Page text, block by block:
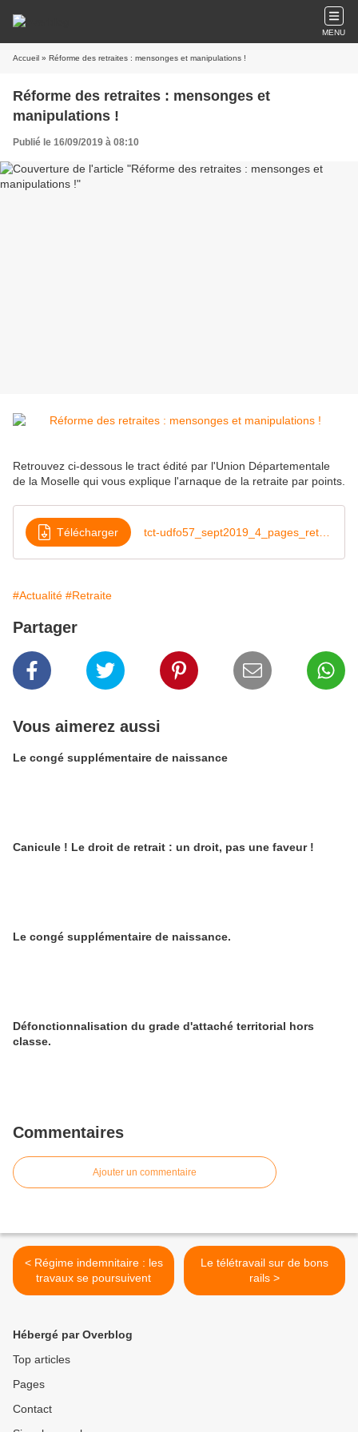
MENU
Accueil » Réforme des retraites : mensonges et manipulations !
Réforme des retraites : mensonges et
manipulations !
Publié le 16/09/2019 à 08:10
Retrouvez ci-dessous le tract édité par l'Union Départementale
de la Moselle qui vous explique l'arnaque de la retraite par points.
Télécharger
#Actualité #Retraite
Partager
Vous aimerez aussi
Le congé supplémentaire de naissance
Canicule ! Le droit de retrait : un droit, pas une faveur !
Le congé supplémentaire de naissance.
Défonctionnalisation du grade d'attaché territorial hors
classe.
Commentaires
Ajouter un commentaire
< Régime indemnitaire : les
travaux se poursuivent
Le télétravail sur de bons
rails >
Hébergé par Overblog
Top articles
Pages
Contact